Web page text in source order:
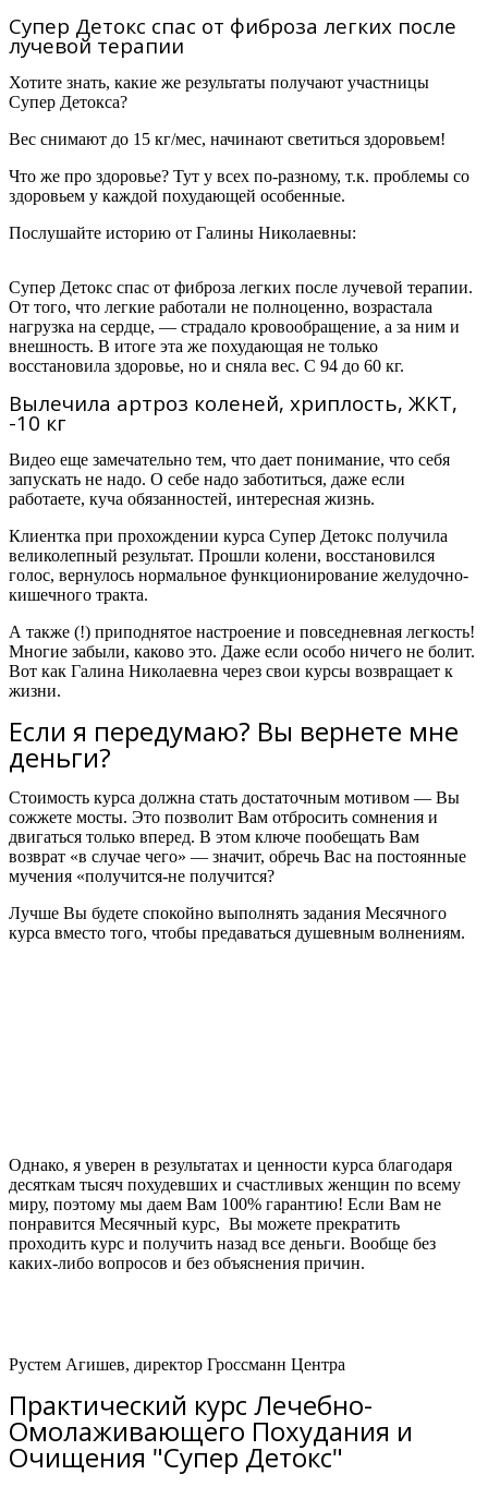
Супер Детокс спас от фиброза легких после
лучевой терапии
Хотите знать, какие же результаты получают участницы
Супер Детокса?
Вес снимают до 15 кг/мес, начинают светиться здоровьем!
Что же про здоровье? Тут у всех по-разному, т.к. проблемы со
здоровьем у каждой похудающей особенные.
Послушайте историю от Галины Николаевны:
Супер Детокс спас от фиброза легких после лучевой терапии.
От того, что легкие работали не полноценно, возрастала
нагрузка на сердце, — страдало кровообращение, а за ним и
внешность. В итоге эта же похудающая не только
восстановила здоровье, но и сняла вес. С 94 до 60 кг.
Вылечила артроз коленей, хриплость, ЖКТ,
-10 кг
Видео еще замечательно тем, что дает понимание, что себя
запускать не надо. О себе надо заботиться, даже если
работаете, куча обязанностей, интересная жизнь.
Клиентка при прохождении курса Супер Детокс получила
великолепный результат. Прошли колени, восстановился
голос, вернулось нормальное функционирование желудочно-
кишечного тракта.
А также (!) приподнятое настроение и повседневная легкость!
Многие забыли, каково это. Даже если особо ничего не болит.
Вот как Галина Николаевна через свои курсы возвращает к
жизни.
Если я передумаю? Вы вернете мне
деньги?
Стоимость курса должна стать достаточным мотивом — Вы
сожжете мосты. Это позволит Вам отбросить сомнения и
двигаться только вперед. В этом ключе пообещать Вам
возврат «в случае чего» — значит, обречь Вас на постоянные
мучения «получится-не получится?
Лучше Вы будете спокойно выполнять задания Месячного
курса вместо того, чтобы предаваться душевным волнениям.
Однако, я уверен в результатах и ценности курса благодаря
десяткам тысяч похудевших и счастливых женщин по всему
миру, поэтому мы даем Вам 100% гарантию! Если Вам не
понравится Месячный курс, Вы можете прекратить
проходить курс и получить назад все деньги. Вообще без
каких-либо вопросов и без объяснения причин.
Рустем Агишев, директор Гроссманн Центра
Практический курс Лечебно-
Омолаживающего Похудания и
Очищения "Супер Детокс"